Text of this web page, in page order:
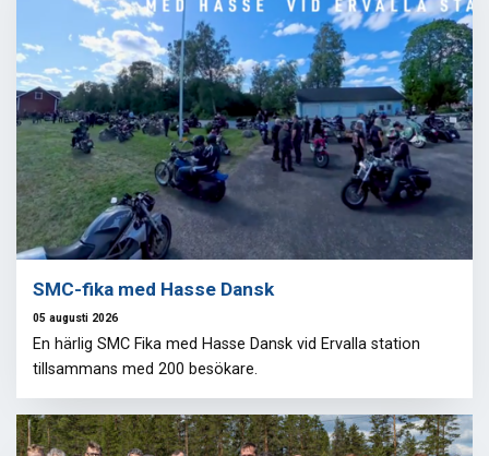
SMC-fika med Hasse Dansk
05 augusti 2026
En härlig SMC Fika med Hasse Dansk vid Ervalla station
tillsammans med 200 besökare.